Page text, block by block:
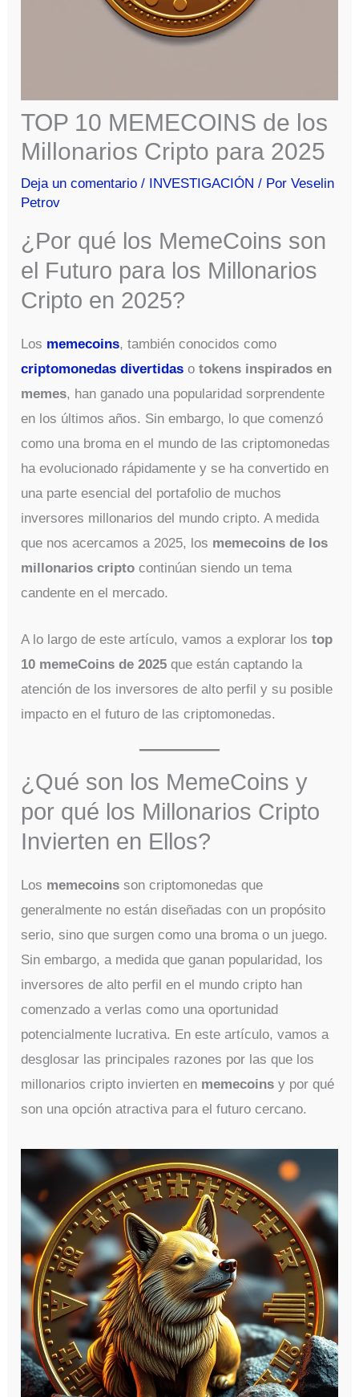
TOP 10 MEMECOINS de los
Millonarios Cripto para 2025
Deja un comentario / INVESTIGACIÓN / PorVeselin
Petrov
¿Por qué los MemeCoins son
el Futuro para los Millonarios
Cripto en 2025?
Los memecoins, también conocidos como
criptomonedas divertidas otokens inspirados en
memes, han ganado una popularidad sorprendente
en los últimos años. Sin embargo, lo que comenzó
como una broma en el mundo de las criptomonedas
ha evolucionado rápidamente y se ha convertido en
una parte esencial del portafolio de muchos
inversores millonarios del mundo cripto. A medida
que nos acercamos a 2025, los memecoins de los
millonarios cripto continúan siendo un tema
candente en el mercado.
A lo largo de este artículo, vamos a explorar lostop
10 memeCoins de 2025 que están captando la
atención de los inversores de alto perfil y su posible
impacto en el futuro de las criptomonedas.
¿Qué son los MemeCoins y
por qué los Millonarios Cripto
Invierten en Ellos?
Los memecoins son criptomonedas que
generalmente no están diseñadas con un propósito
serio, sino que surgen como una broma o un juego.
Sin embargo, a medida que ganan popularidad, los
inversores de alto perfil en el mundo cripto han
comenzado a verlas como una oportunidad
potencialmente lucrativa. En este artículo, vamos a
desglosar las principales razones por las que los
millonarios cripto invierten en memecoins y por qué
son una opción atractiva para el futuro cercano.